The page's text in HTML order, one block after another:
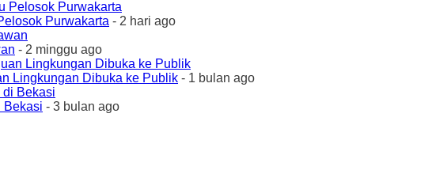
Purwakarta - 2 hari ago
- 2 minggu ago
Lingkungan Dibuka ke Publik - 1 bulan ago
Bekasi - 3 bulan ago